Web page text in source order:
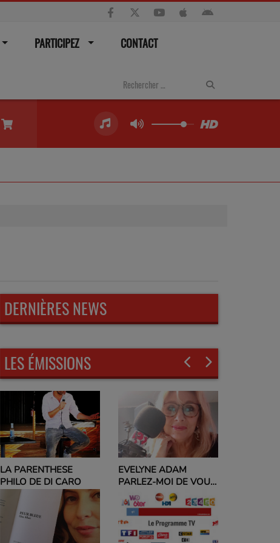
PARTICIPEZ CONTACT
DERNIÈRES NEWS
LES ÉMISSIONS
LA PARENTHESE
PHILO DE DI CARO
EVELYNE ADAM
PARLEZ-MOI DE VOUS
ET NO POLITIC